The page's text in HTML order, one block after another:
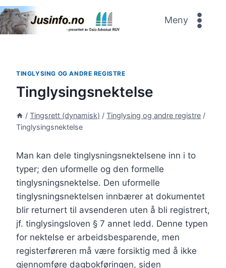
Skip
to
content
Meny
TINGLYSING OG ANDRE REGISTRE
Tinglysingsnektelse
/ Tingsrett (dynamisk) / Tinglysing og andre registre /
Tinglysingsnektelse
Man kan dele tinglysningsnektelsene inn i to
typer; den uformelle og den formelle
tinglysningsnektelse. Den uformelle
tinglysningsnektelsen innbærer at dokumentet
blir returnert til avsenderen uten å bli registrert,
jf. tinglysingsloven § 7 annet ledd. Denne typen
for nektelse er arbeidsbesparende, men
registerføreren må være forsiktig med å ikke
gjennomføre dagbokføringen, siden